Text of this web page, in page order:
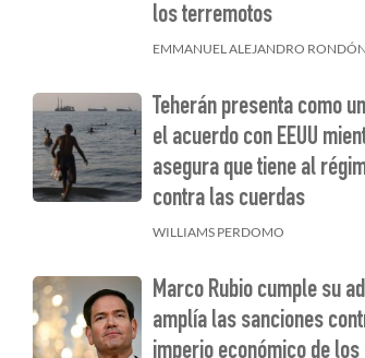
los terremotos
EMMANUEL ALEJANDRO RONDÓN
Teherán presenta como
el acuerdo con EEUU
asegura que tiene al
contra las cuerdas
WILLIAMS PERDOMO
Marco Rubio cumple su
amplía las sanciones
imperio económico de